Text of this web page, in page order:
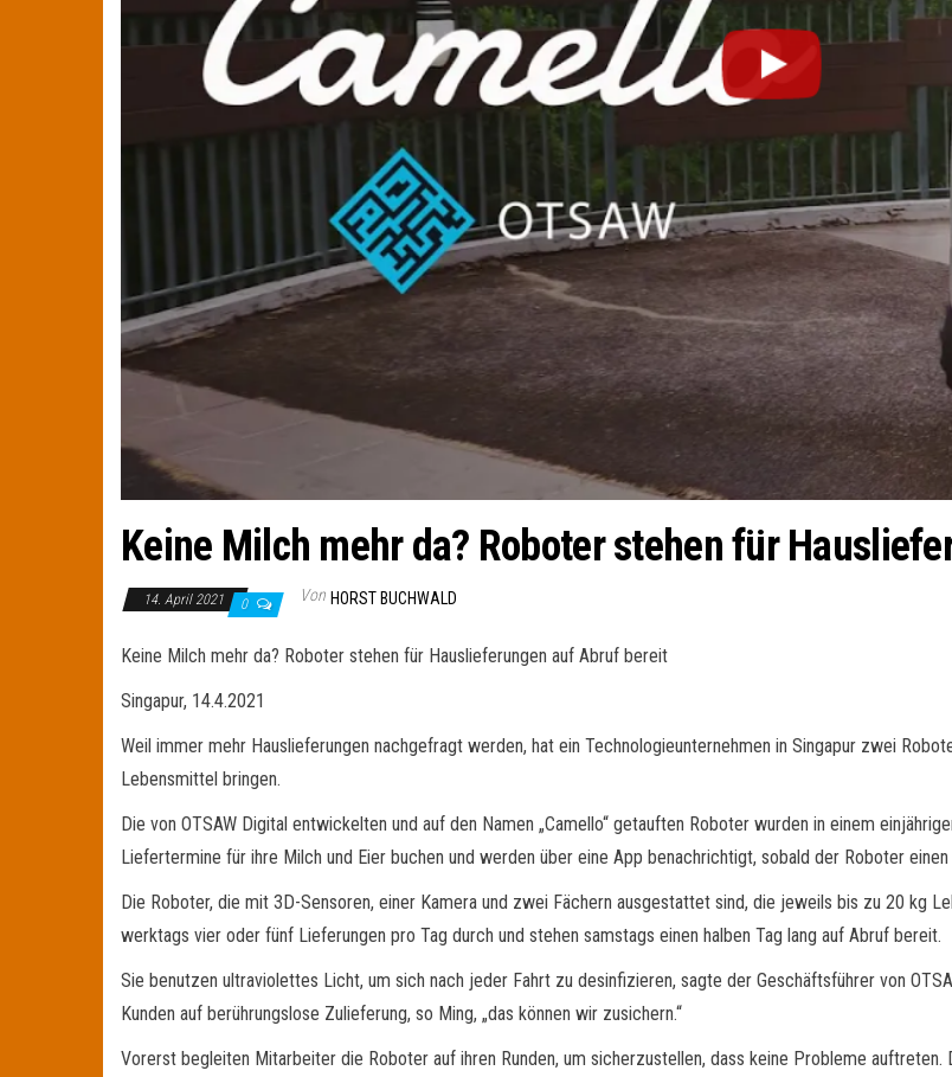
Keine Milch mehr da? Roboter stehen für
14. April 2021 0 Von HORST BUCHWALD
Keine Milch mehr da? Roboter stehen für Hauslieferungen auf Abruf bereit
Singapur, 14.4.2021
Weil immer mehr Hauslieferungen nachgefragt werden, hat ein Technologieunternehmen in Singapur zwei
Lebensmittel bringen.
Die von OTSAW Digital entwickelten und auf den Namen „Camello“ getauften Roboter wurden in einem
Liefertermine für ihre Milch und Eier buchen und werden über eine App benachrichtigt, sobald der Roboter
Die Roboter, die mit 3D-Sensoren, einer Kamera und zwei Fächern ausgestattet sind, die jeweils bis zu 20 kg
werktags vier oder fünf Lieferungen pro Tag durch und stehen samstags einen halben Tag lang auf Abruf bereit.
Sie benutzen ultraviolettes Licht, um sich nach jeder Fahrt zu desinfizieren, sagte der Geschäftsführer von
Kunden auf berührungslose Zulieferung, so Ming, „das können wir zusichern.“
Vorerst begleiten Mitarbeiter die Roboter auf ihren Runden, um sicherzustellen, dass keine Probleme